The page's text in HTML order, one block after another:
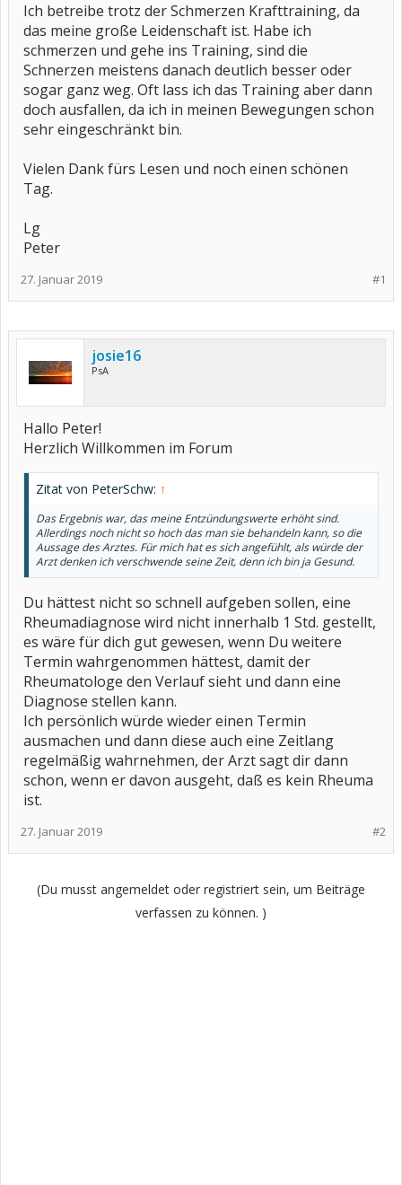
Ich betreibe trotz der Schmerzen Krafttraining, da
das meine große Leidenschaft ist. Habe ich
schmerzen und gehe ins Training, sind die
Schnerzen meistens danach deutlich besser oder
sogar ganz weg. Oft lass ich das Training aber dann
doch ausfallen, da ich in meinen Bewegungen schon
sehr eingeschränkt bin.
Vielen Dank fürs Lesen und noch einen schönen
Tag.
Lg
Peter
#1
27. Januar 2019
josie16
PsA
Hallo Peter!
Herzlich Willkommen im Forum
Zitat von PeterSchw: ↑
Das Ergebnis war, das meine Entzündungswerte erhöht sind.
Allerdings noch nicht so hoch das man sie behandeln kann, so die
Aussage des Arztes. Für mich hat es sich angefühlt, als würde der
Arzt denken ich verschwende seine Zeit, denn ich bin ja Gesund.
Du hättest nicht so schnell aufgeben sollen, eine
Rheumadiagnose wird nicht innerhalb 1 Std. gestellt,
es wäre für dich gut gewesen, wenn Du weitere
Termin wahrgenommen hättest, damit der
Rheumatologe den Verlauf sieht und dann eine
Diagnose stellen kann.
Ich persönlich würde wieder einen Termin
ausmachen und dann diese auch eine Zeitlang
regelmäßig wahrnehmen, der Arzt sagt dir dann
schon, wenn er davon ausgeht, daß es kein Rheuma
ist.
#2
27. Januar 2019
(Du musst angemeldet oder registriert sein, um Beiträge
verfassen zu können. )